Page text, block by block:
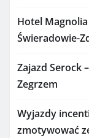
Hotel
Świeradowie-
Zajazd Serock
Zegrzem
Wyjazdy
zmotywować